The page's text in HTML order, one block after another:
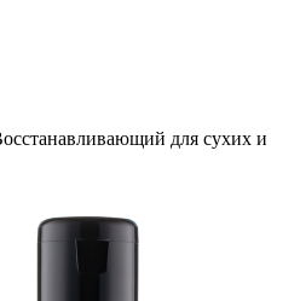
для сухих и